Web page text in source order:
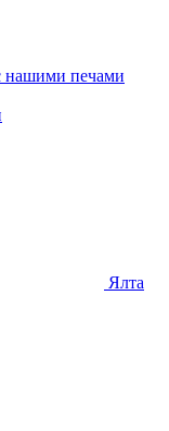
нашими печами
Ялта